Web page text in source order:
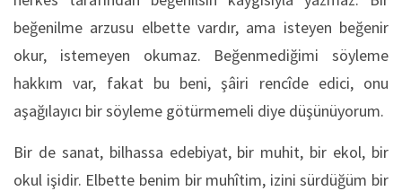
beğenilme arzusu elbette vardır, ama isteyen beğenir
okur, istemeyen okumaz. Beğenmediğimi söyleme
hakkım var, fakat bu beni, şâiri rencîde edici, onu
aşağılayıcı bir söyleme götürmemeli diye düşünüyorum.
Bir de sanat, bilhassa edebiyat, bir muhit, bir ekol, bir
okul işidir. Elbette benim bir muhîtim, izini sürdüğüm bir